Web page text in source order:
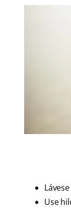
Use